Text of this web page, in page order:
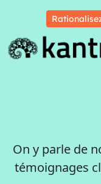
On y parle de
témoignages